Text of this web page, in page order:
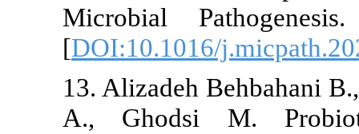
Microbial
[
13. Alizadeh
A.,